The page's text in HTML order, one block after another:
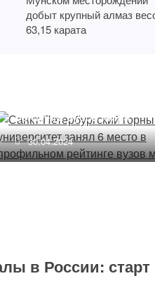
добыт крупный алмаз
63,15 карата
рейтинге вузов мира
30.04.2024
в России: старт